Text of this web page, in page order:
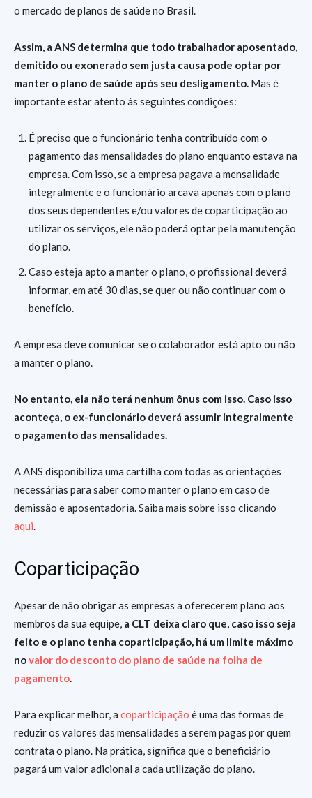
o mercado de planos de saúde no Brasil.
Assim, a ANS determina que todo trabalhador aposentado,
demitido ou exonerado sem justa causa pode optar por
manter o plano de saúde após seu desligamento. Mas é
importante estar atento às seguintes condições:
É preciso que o funcionário tenha contribuído com o
pagamento das mensalidades do plano enquanto estava na
empresa. Com isso, se a empresa pagava a mensalidade
integralmente e o funcionário arcava apenas com o plano
dos seus dependentes e/ou valores de coparticipação ao
utilizar os serviços, ele não poderá optar pela manutenção
do plano.
Caso esteja apto a manter o plano, o profissional deverá
informar, em até 30 dias, se quer ou não continuar com o
benefício.
A empresa deve comunicar se o colaborador está apto ou não
a manter o plano.
No entanto, ela não terá nenhum ônus com isso. Caso isso
aconteça, o ex-funcionário deverá assumir integralmente
o pagamento das mensalidades.
A ANS disponibiliza uma cartilha com todas as orientações
necessárias para saber como manter o plano em caso de
demissão e aposentadoria. Saiba mais sobre isso clicando
aqui.
Coparticipação
Apesar de não obrigar as empresas a oferecerem plano aos
membros da sua equipe, a CLT deixa claro que, caso isso seja
feito e o plano tenha coparticipação, há um limite máximo
novalor do desconto do plano de saúde na folha de
pagamento.
Para explicar melhor, a coparticipação é uma das formas de
reduzir os valores das mensalidades a serem pagas por quem
contrata o plano. Na prática, significa que o beneficiário
pagará um valor adicional a cada utilização do plano.